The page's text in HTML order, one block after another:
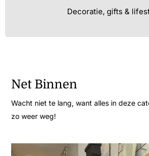
Decoratie, gifts &
Net Binnen
Wacht niet te lang, want alles in deze
zo weer weg!